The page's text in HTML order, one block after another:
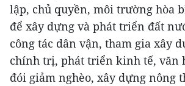
lập, chủ quyền, môi trường hòa
để xây dựng và phát triển đất
công tác dân vận, tham gia xây
chính trị, phát triển kinh tế, văn
đói giảm nghèo, xây dựng nông